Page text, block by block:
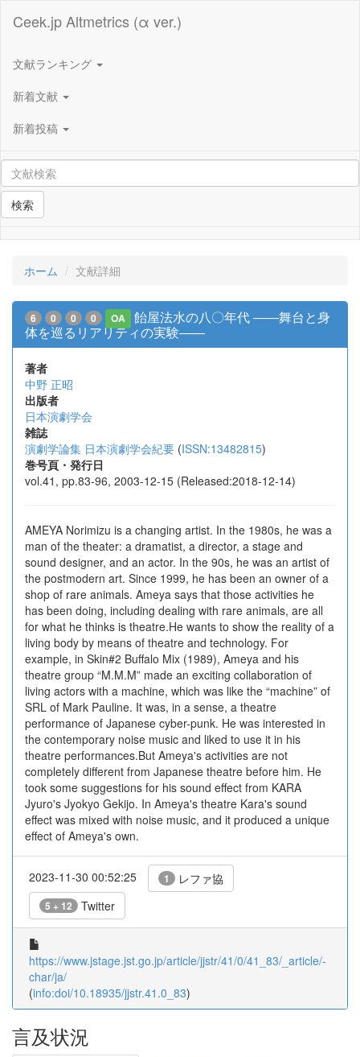
Ceek.jp Altmetrics (α ver.)
文献ランキング
新着文献
新着投稿
検索
ホーム 文献詳細
6 0 0 0 OA
飴屋法水の八〇年代 ――舞台と身
体を巡るリアリティの実験――
著者
中野 正昭
出版者
日本演劇学会
雑誌
演劇学論集 日本演劇学会紀要 (ISSN:13482815)
巻号頁・発行日
vol.41, pp.83-96, 2003-12-15 (Released:2018-12-14)
AMEYA Norimizu is a changing artist. In the 1980s, he was a
man of the theater: a dramatist, a director, a stage and
sound designer, and an actor. In the 90s, he was an artist of
the postmodern art. Since 1999, he has been an owner of a
shop of rare animals. Ameya says that those activities he
has been doing, including dealing with rare animals, are all
for what he thinks is theatre.He wants to show the reality of a
living body by means of theatre and technology. For
example, in Skin#2 Buffalo Mix (1989), Ameya and his
theatre group “M.M.M” made an exciting collaboration of
living actors with a machine, which was like the “machine” of
SRL of Mark Pauline. It was, in a sense, a theatre
performance of Japanese cyber-punk. He was interested in
the contemporary noise music and liked to use it in his
theatre performances.But Ameya's activities are not
completely different from Japanese theatre before him. He
took some suggestions for his sound effect from KARA
Jyuro's Jyokyo Gekijo. In Ameya's theatre Kara's sound
effect was mixed with noise music, and it produced a unique
effect of Ameya's own.
2023-11-30 00:52:25 1 レファ協
5 + 12 Twitter
https://www.jstage.jst.go.jp/article/jjstr/41/0/41_83/_article/-
char/ja/
(info:doi/10.18935/jjstr.41.0_83)
言及状況